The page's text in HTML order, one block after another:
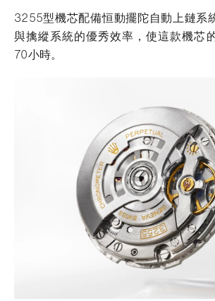
3255型機芯配備恒動擺陀自動上鏈系
與擒縱系統的優秀效率，使這款機芯
70小時。